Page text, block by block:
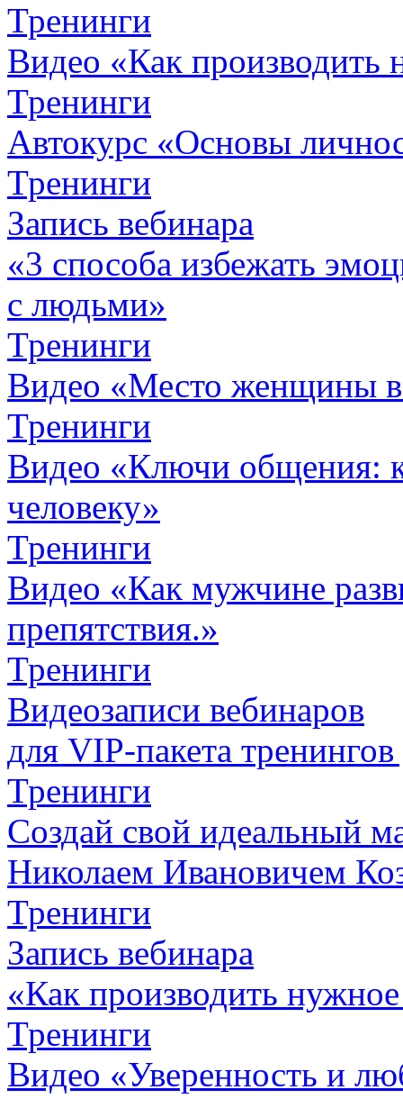
Тренинги
Видео «Как производить
Тренинги
Автокурc «Основы
Тренинги
Запись вебинара
«3 способа избежать
с людьми»
Тренинги
Видео «Место женщины
Тренинги
Видео «Ключи общения:
человеку»
Тренинги
Видео «Как мужчине
препятствия.»
Тренинги
Видеозаписи вебинаров
для VIP-пакета
Тренинги
Создай свой идеальный
Николаем Ивановичем
Тренинги
Запись вебинара
«Как производить
Тренинги
Видео «Уверенность и